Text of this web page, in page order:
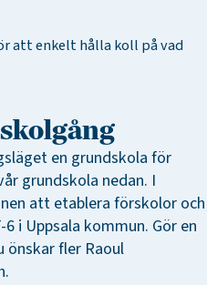
att enkelt hålla koll på vad
en grundskola för
grundskola nedan. I
att etablera förskolor och
i Uppsala kommun. Gör en
önskar fler Raoul